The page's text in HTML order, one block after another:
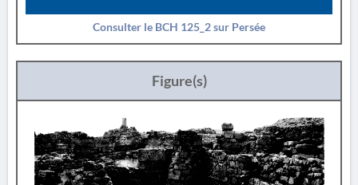
Consulter le BCH 125_2 sur Persée
Figure(s)